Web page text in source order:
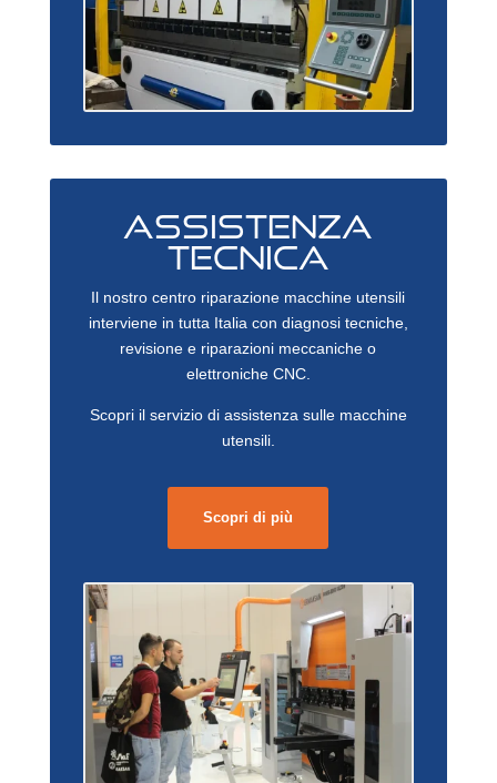
ASSISTENZA
TECNICA
Il nostro centro riparazione macchine utensili
interviene in tutta Italia con diagnosi tecniche,
revisione e riparazioni meccaniche o
elettroniche CNC.
Scopri il servizio di assistenza sulle macchine
utensili.
Scopri di più